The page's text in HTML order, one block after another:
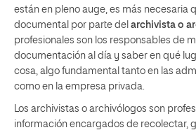
están en pleno auge, es más necesaria
documental por parte del archivista o
profesionales son los responsables de
documentación al día y saber en qué
cosa, algo fundamental tanto en las
como en la empresa privada.
Los archivistas o archivólogos son
información encargados de recolectar,